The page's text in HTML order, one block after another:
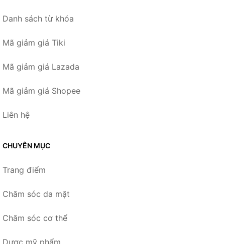
Danh sách từ khóa
Mã giảm giá Tiki
Mã giảm giá Lazada
Mã giảm giá Shopee
Liên hệ
CHUYÊN MỤC
Trang điểm
Chăm sóc da mặt
Chăm sóc cơ thể
Dược mỹ phẩm